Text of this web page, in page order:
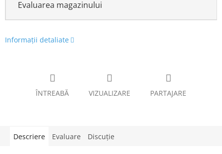
Evaluarea magazinului
Informaţii detaliate
ÎNTREABĂ VIZUALIZARE PARTAJARE
Descriere Evaluare Discuţie